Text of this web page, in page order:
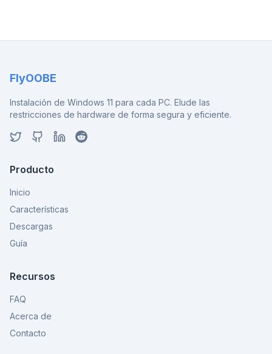
FlyOOBE
Instalación de Windows 11 para cada PC. Elude las
restricciones de hardware de forma segura y eficiente.
Producto
Inicio
Características
Descargas
Guía
Recursos
FAQ
Acerca de
Contacto